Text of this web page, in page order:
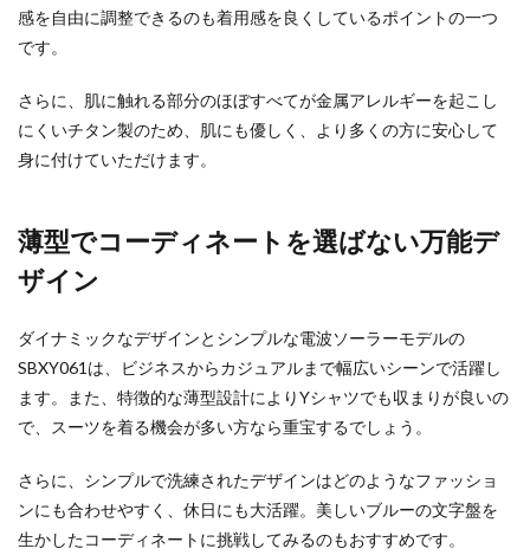
感を自由に調整できるのも着用感を良くしているポイントの一つ
です。
さらに、肌に触れる部分のほぼすべてが金属アレルギーを起こし
にくいチタン製のため、肌にも優しく、より多くの方に安心して
身に付けていただけます。
薄型でコーディネートを選ばない万能デ
ザイン
ダイナミックなデザインとシンプルな電波ソーラーモデルの
SBXY061は、ビジネスからカジュアルまで幅広いシーンで活躍し
ます。また、特徴的な薄型設計によりYシャツでも収まりが良いの
で、スーツを着る機会が多い方なら重宝するでしょう。
さらに、シンプルで洗練されたデザインはどのようなファッショ
ンにも合わせやすく、休日にも大活躍。美しいブルーの文字盤を
生かしたコーディネートに挑戦してみるのもおすすめです。